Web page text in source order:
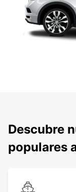
Descubre
populares